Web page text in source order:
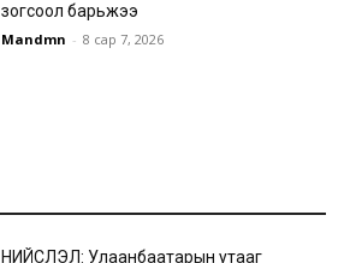
зогсоол барьжээ
Mandmn - 8 сар 7, 2026
НИЙСЛЭЛ: Улаанбаатарын утааг